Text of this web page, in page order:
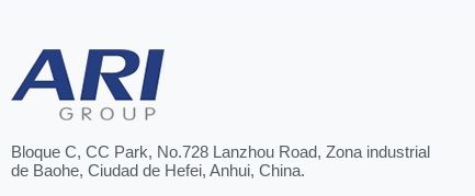
Bloque C, CC Park, No.728 Lanzhou Road, Zona industrial
de Baohe, Ciudad de Hefei, Anhui, China.